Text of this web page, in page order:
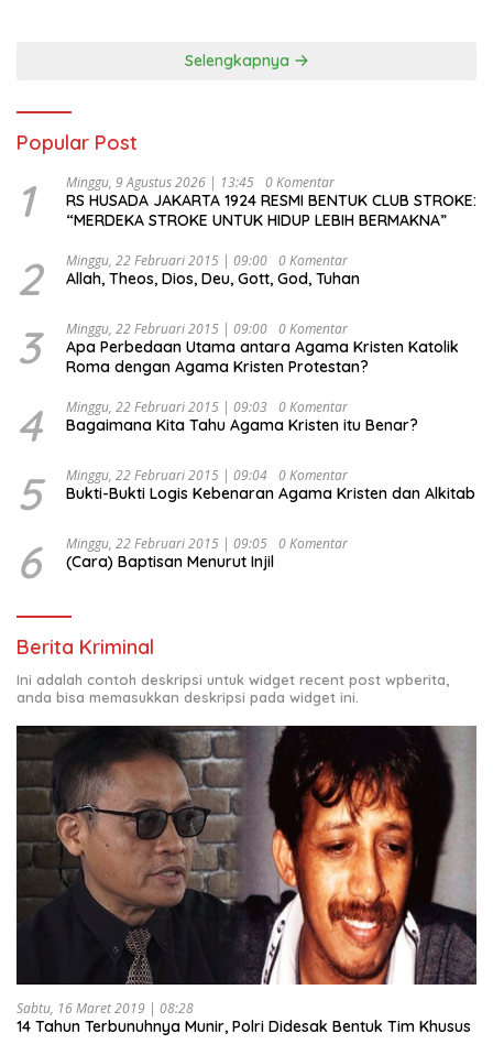
Selengkapnya
Popular Post
1 Minggu, 9 Agustus 2026 | 13:45 0 Komentar
RS HUSADA JAKARTA 1924 RESMI BENTUK CLUB STROKE:
“MERDEKA STROKE UNTUK HIDUP LEBIH BERMAKNA”
2 Minggu, 22 Februari 2015 | 09:00 0 Komentar
Allah, Theos, Dios, Deu, Gott, God, Tuhan
3 Minggu, 22 Februari 2015 | 09:00 0 Komentar
Apa Perbedaan Utama antara Agama Kristen Katolik
Roma dengan Agama Kristen Protestan?
4 Minggu, 22 Februari 2015 | 09:03 0 Komentar
Bagaimana Kita Tahu Agama Kristen itu Benar?
5 Minggu, 22 Februari 2015 | 09:04 0 Komentar
Bukti-Bukti Logis Kebenaran Agama Kristen dan Alkitab
6 Minggu, 22 Februari 2015 | 09:05 0 Komentar
(Cara) Baptisan Menurut Injil
Berita Kriminal
Ini adalah contoh deskripsi untuk widget recent post wpberita,
anda bisa memasukkan deskripsi pada widget ini.
Sabtu, 16 Maret 2019 | 08:28
14 Tahun Terbunuhnya Munir, Polri Didesak Bentuk Tim Khusus